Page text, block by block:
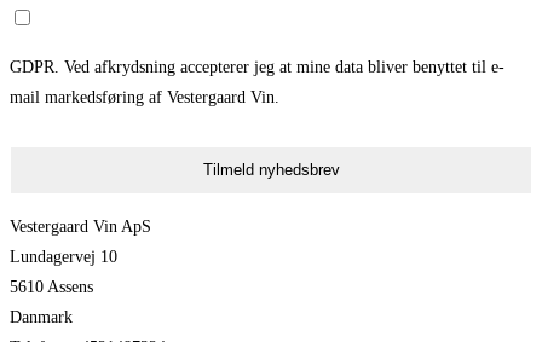
GDPR. Ved afkrydsning accepterer jeg at mine data bliver benyttet til e-
mail markedsføring af Vestergaard Vin.
Tilmeld nyhedsbrev
Vestergaard Vin ApS
Lundagervej 10
5610 Assens
Danmark